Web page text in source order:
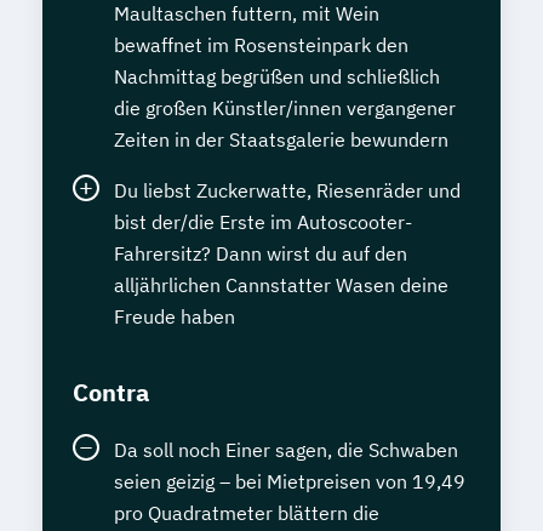
Maultaschen futtern, mit Wein
bewaffnet im Rosensteinpark den
Nachmittag begrüßen und schließlich
die großen Künstler/innen vergangener
Zeiten in der Staatsgalerie bewundern
Du liebst Zuckerwatte, Riesenräder und
bist der/die Erste im Autoscooter-
Fahrersitz? Dann wirst du auf den
alljährlichen Cannstatter Wasen deine
Freude haben
Contra
Da soll noch Einer sagen, die Schwaben
seien geizig – bei Mietpreisen von 19,49
pro Quadratmeter blättern die